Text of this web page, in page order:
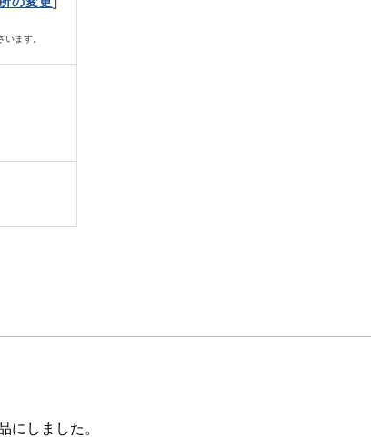
ます。
にしました。